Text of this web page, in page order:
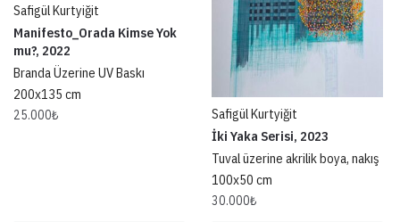
Safigül Kurtyiğit
Manifesto_Orada Kimse Yok
mu?, 2022
Branda Üzerine UV Baskı
200x135 cm
25.000₺
Safigül Kurtyiğit
İki Yaka Serisi, 2023
Tuval üzerine akrilik boya, nakış
100x50 cm
30.000₺